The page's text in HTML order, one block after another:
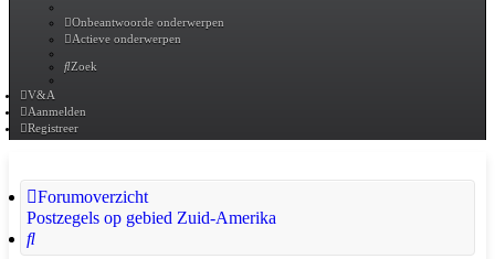
ZoekUitgebreid zoeken
Onbeantwoorde onderwerpen
Actieve onderwerpen
Zoek
V&A
Aanmelden
Registreer
Forumoverzicht
Postzegels op gebied Zuid-Amerika
Zoek